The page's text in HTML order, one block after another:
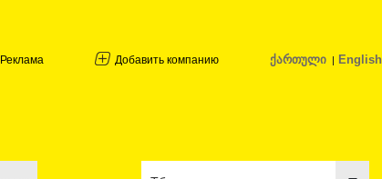
Реклама Добавить компанию ქართული English
АДЖАРИЯ